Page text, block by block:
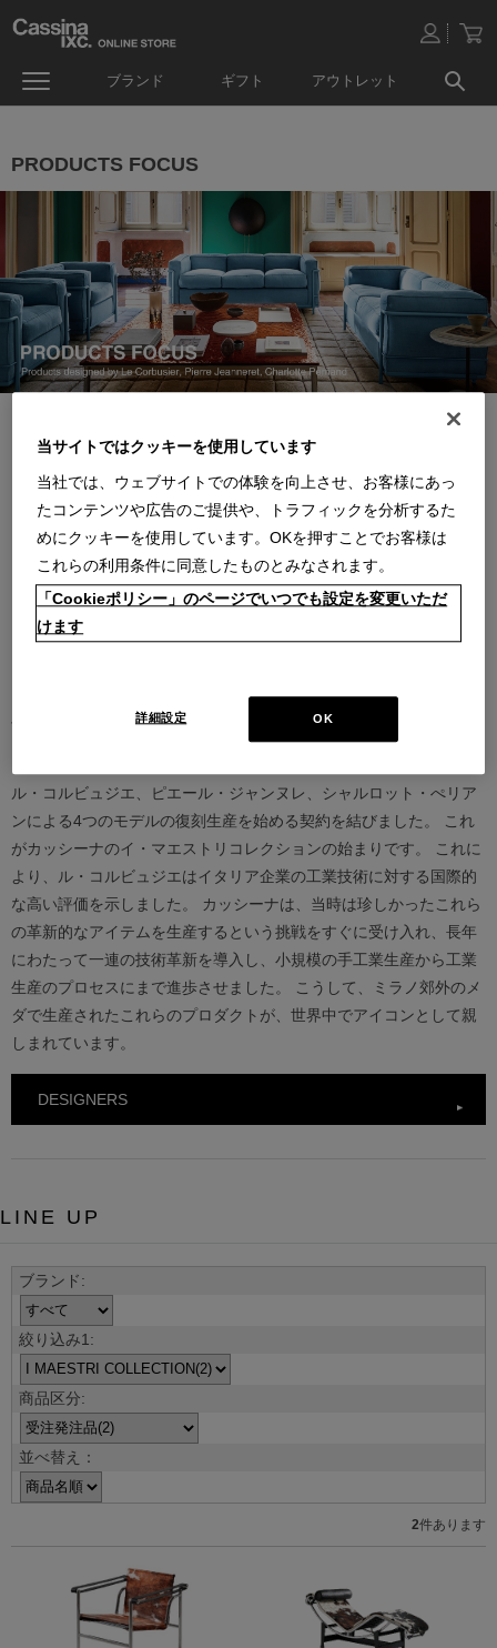
ブランド ギフト アウトレット
PRODUCTS FOCUS
Jeanneret, Charlotte Perriand
ル・コルビュジエ、ピエール・ジャンヌレ、シャルロット・ぺリア
ンによる4つのモデルの復刻生産を始める契約を結びました。 これ
がカッシーナのイ・マエストリコレクションの始まりです。 これに
より、ル・コルビュジエはイタリア企業の工業技術に対する国際的
な高い評価を示しました。 カッシーナは、当時は珍しかったこれら
の革新的なアイテムを生産するという挑戦をすぐに受け入れ、長年
にわたって一連の技術革新を導入し、小規模の手工業生産から工業
生産のプロセスにまで進歩させました。 こうして、ミラノ郊外のメ
ダで生産されたこれらのプロダクトが、世界中でアイコンとして親
しまれています。
DESIGNERS
LINE UP
並べ替え：
2件あります
当サイトではクッキーを使用しています
当社では、ウェブサイトでの体験を向上させ、お客様にあっ
たコンテンツや広告のご提供や、トラフィックを分析するた
めにクッキーを使用しています。OKを押すことでお客様は
これらの利用条件に同意したものとみなされます。
「Cookieポリシー」のページでいつでも設定を変更いただ
けます
OK
詳細設定